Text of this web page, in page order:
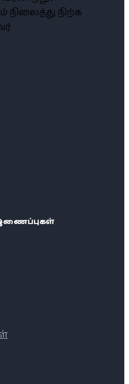
நிற்க